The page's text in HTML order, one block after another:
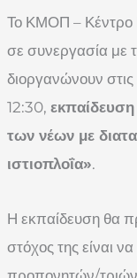
Το ΚΜΟΠ – Κέντρο
σε συνεργασία με
διοργανώνουν στις
12:30,
των νέων με
ιστιοπλοΐα».
Η εκπαίδευση θα
στόχος της είναι να